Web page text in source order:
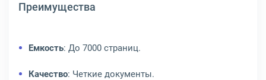
Преимущества
Емкость: До 7000 страниц.
Качество: Четкие документы.